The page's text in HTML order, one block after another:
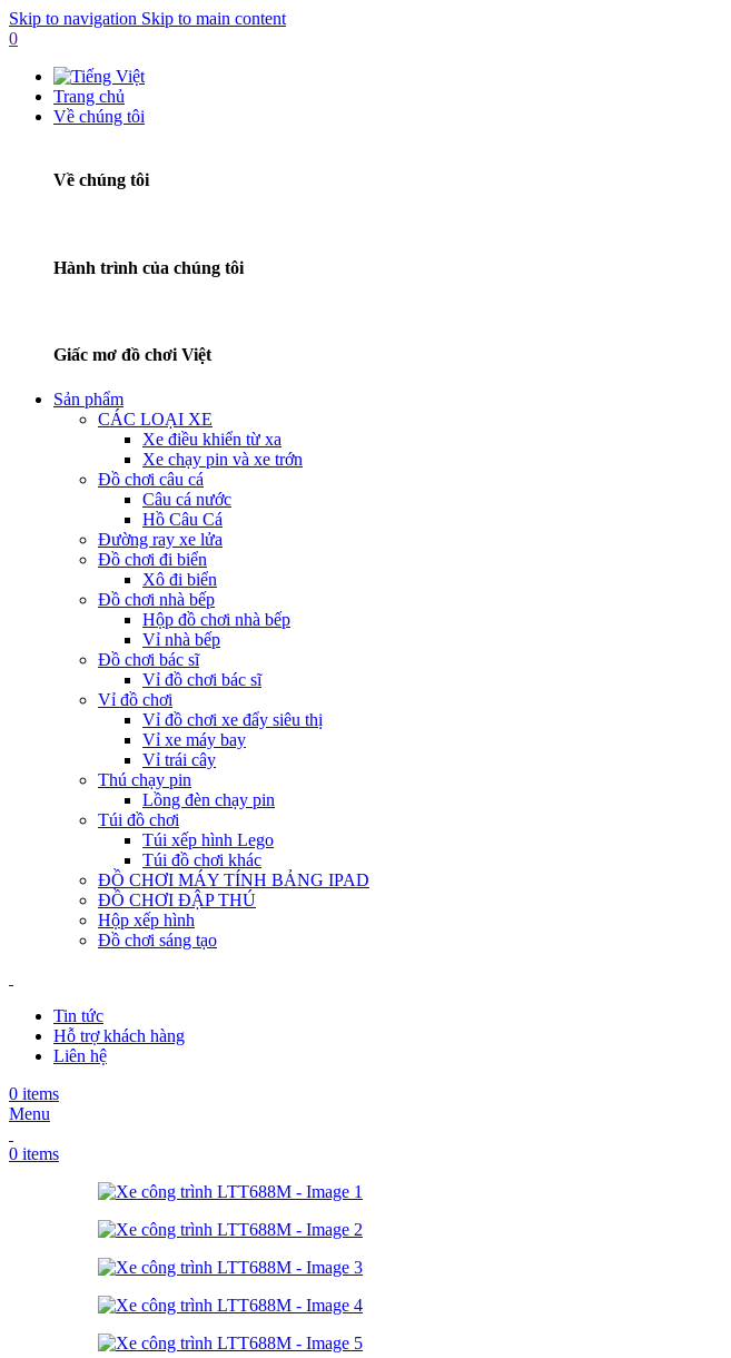
Skip to navigation Skip to main content
0
Trang chủ
Về chúng tôi
Về chúng tôi
Hành trình của chúng tôi
Giấc mơ đồ chơi Việt
Sản phẩm
CÁC LOẠI XE
Xe điều khiển từ xa
Xe chạy pin và xe trớn
Đồ chơi câu cá
Câu cá nước
Hồ Câu Cá
Đường ray xe lửa
Đồ chơi đi biển
Xô đi biển
Đồ chơi nhà bếp
Hộp đồ chơi nhà bếp
Vỉ nhà bếp
Đồ chơi bác sĩ
Vỉ đồ chơi bác sĩ
Vỉ đồ chơi
Vỉ đồ chơi xe đẩy siêu thị
Vỉ xe máy bay
Vỉ trái cây
Thú chạy pin
Lồng đèn chạy pin
Túi đồ chơi
Túi xếp hình Lego
Túi đồ chơi khác
ĐỒ CHƠI MÁY TÍNH BẢNG IPAD
ĐỒ CHƠI ĐẬP THÚ
Hộp xếp hình
Đồ chơi sáng tạo
Tin tức
Hỗ trợ khách hàng
Liên hệ
0 items
Menu
0 items